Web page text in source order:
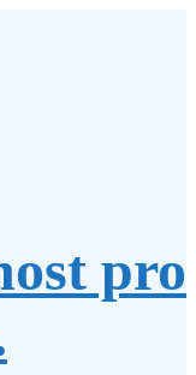
pro